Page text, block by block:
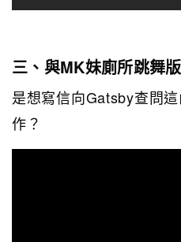
三、與MK妹廁所跳舞版
是想寫信向Gatsby查問
作？